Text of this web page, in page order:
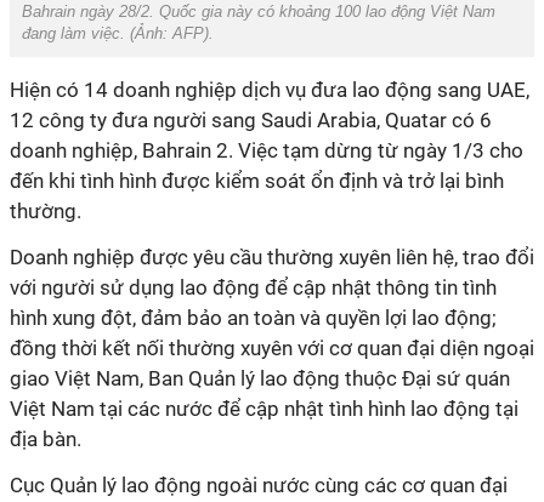
Bahrain ngày 28/2. Quốc gia này có khoảng 100 lao động Việt Nam
đang làm việc. (Ảnh:AFP).
Hiện có 14 doanh nghiệp dịch vụ đưa lao động sang UAE,
12 công ty đưa người sang Saudi Arabia, Quatar có 6
doanh nghiệp, Bahrain 2. Việc tạm dừng từ ngày 1/3 cho
đến khi tình hình được kiểm soát ổn định và trở lại bình
thường.
Doanh nghiệp được yêu cầu thường xuyên liên hệ, trao đổi
với người sử dụng lao động để cập nhật thông tin tình
hình xung đột, đảm bảo an toàn và quyền lợi lao động;
đồng thời kết nối thường xuyên với cơ quan đại diện ngoại
giao Việt Nam, Ban Quản lý lao động thuộc Đại sứ quán
Việt Nam tại các nước để cập nhật tình hình lao động tại
địa bàn.
Cục Quản lý lao động ngoài nước cùng các cơ quan đại